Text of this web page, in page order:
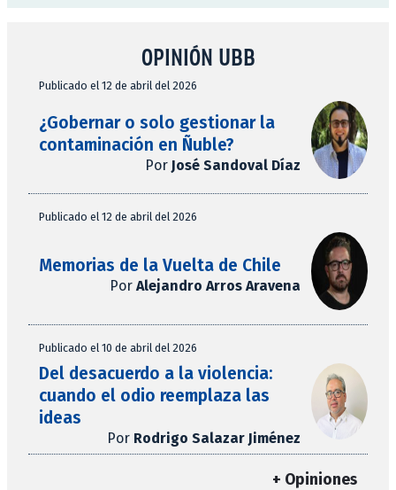
OPINIÓN UBB
Publicado el 12 de abril del 2026
¿Gobernar o solo gestionar la
contaminación en Ñuble?
Por José Sandoval Díaz
Publicado el 12 de abril del 2026
Memorias de la Vuelta de Chile
Por Alejandro Arros Aravena
Publicado el 10 de abril del 2026
Del desacuerdo a la violencia:
cuando el odio reemplaza las
ideas
Por Rodrigo Salazar Jiménez
+ Opiniones